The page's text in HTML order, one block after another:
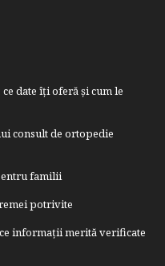
date îți oferă și cum le
consult de ortopedie
familii
potrivite
informații merită verificate